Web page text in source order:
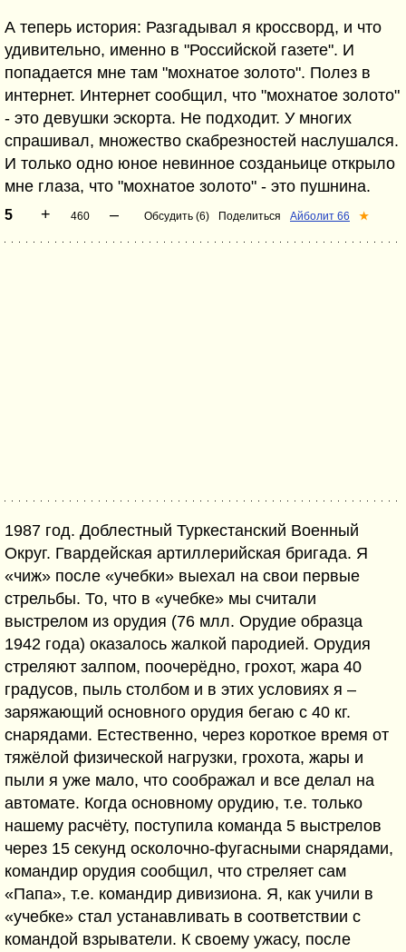
А теперь история: Разгадывал я кроссворд, и что
удивительно, именно в "Российской газете". И
попадается мне там "мохнатое золото". Полез в
интернет. Интернет сообщил, что "мохнатое золото"
- это девушки эскорта. Не подходит. У многих
спрашивал, множество скабрезностей наслушался.
И только одно юное невинное созданьице открыло
мне глаза, что "мохнатое золото" - это пушнина.
5 + 460 – Обсудить (6) Поделиться Айболит 66 ★
1987 год. Доблестный Туркестанский Военный
Округ. Гвардейская артиллерийская бригада. Я
«чиж» после «учебки» выехал на свои первые
стрельбы. То, что в «учебке» мы считали
выстрелом из орудия (76 млл. Орудие образца
1942 года) оказалось жалкой пародией. Орудия
стреляют залпом, поочерёдно, грохот, жара 40
градусов, пыль столбом и в этих условиях я –
заряжающий основного орудия бегаю с 40 кг.
снарядами. Естественно, через короткое время от
тяжёлой физической нагрузки, грохота, жары и
пыли я уже мало, что соображал и все делал на
автомате. Когда основному орудию, т.е. только
нашему расчёту, поступила команда 5 выстрелов
через 15 секунд осколочно-фугасными снарядами,
командир орудия сообщил, что стреляет сам
«Папа», т.е. командир дивизиона. Я, как учили в
«учебке» стал устанавливать в соответствии с
командой взрыватели. К своему ужасу, после